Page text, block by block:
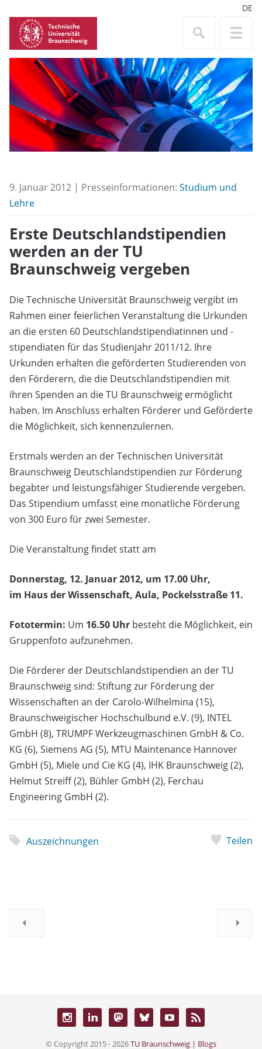
DE
9. Januar 2012 | Presseinformationen: Studium und
Lehre
Erste Deutschlandstipendien
werden an der TU
Braunschweig vergeben
Die Technische Universität Braunschweig vergibt im
Rahmen einer feierlichen Veranstaltung die Urkunden
an die ersten 60 Deutschlandstipendiatinnen und -
stipendiaten für das Studienjahr 2011/12. Ihre
Urkunden erhalten die geförderten Studierenden von
den Förderern, die die Deutschlandstipendien mit
ihren Spenden an die TU Braunschweig ermöglicht
haben. Im Anschluss erhalten Förderer und Geförderte
die Möglichkeit, sich kennenzulernen.
Erstmals werden an der Technischen Universität
Braunschweig Deutschlandstipendien zur Förderung
begabter und leistungsfähiger Studierende vergeben.
Das Stipendium umfasst eine monatliche Förderung
von 300 Euro für zwei Semester.
Die Veranstaltung findet statt am
Donnerstag, 12. Januar 2012, um 17.00 Uhr,
im Haus der Wissenschaft, Aula, Pockelsstraße 11.
Fototermin: Um 16.50 Uhr besteht die Möglichkeit, ein
Gruppenfoto aufzunehmen.
Die Förderer der Deutschlandstipendien an der TU
Braunschweig sind: Stiftung zur Förderung der
Wissenschaften an der Carolo-Wilhelmina (15),
Braunschweigischer Hochschulbund e.V. (9), INTEL
GmbH (8), TRUMPF Werkzeugmaschinen GmbH & Co.
KG (6), Siemens AG (5), MTU Maintenance Hannover
GmbH (5), Miele und Cie KG (4), IHK Braunschweig (2),
Helmut Streiff (2), Bühler GmbH (2), Ferchau
Engineering GmbH (2).
Auszeichnungen Teilen
© Copyright 2015 - 2026TU Braunschweig | Blogs